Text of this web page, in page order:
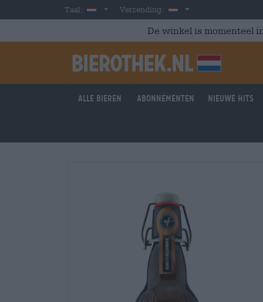
Skip to main content
Taal: DutchVerzending: Nederland
De winkel is momenteel
Alle bieren Abonnementen Nieuwe hits